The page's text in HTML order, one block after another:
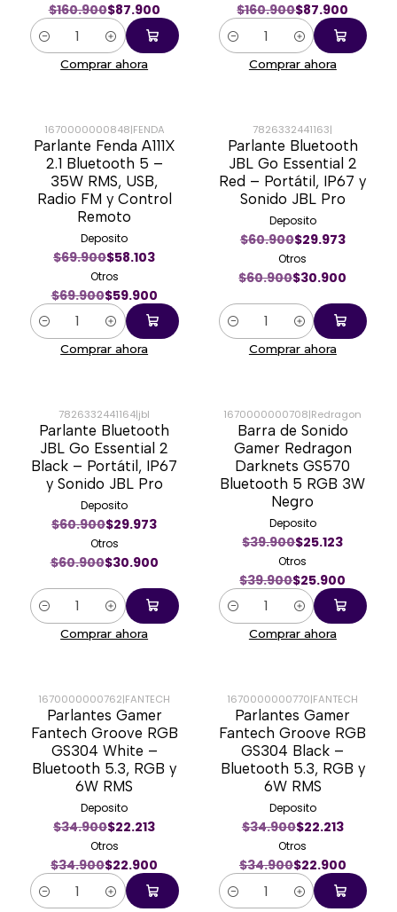
$160.900$87.900
Cantidad
Comprar ahora
$160.900$87.900
Cantidad
Comprar ahora
-14%
1670000000848|FENDA
Parlante Fenda A111X
2.1 Bluetooth 5 –
35W RMS, USB,
Radio FM y Control
Remoto
Deposito
$69.900$58.103
Otros
$69.900$59.900
Cantidad
Comprar ahora
-49%
7826332441163|
Parlante Bluetooth
JBL Go Essential 2
Red – Portátil, IP67 y
Sonido JBL Pro
Deposito
$60.900$29.973
Otros
$60.900$30.900
Cantidad
Comprar ahora
-49%
7826332441164|jbl
Parlante Bluetooth
JBL Go Essential 2
Black – Portátil, IP67
y Sonido JBL Pro
Deposito
$60.900$29.973
Otros
$60.900$30.900
Cantidad
Comprar ahora
-35%
1670000000708|Redragon
Barra de Sonido
Gamer Redragon
Darknets GS570
Bluetooth 5 RGB 3W
Negro
Deposito
$39.900$25.123
Otros
$39.900$25.900
Cantidad
Comprar ahora
-34%
1670000000762|FANTECH
Parlantes Gamer
Fantech Groove RGB
GS304 White –
Bluetooth 5.3, RGB y
6W RMS
Deposito
$34.900$22.213
Otros
$34.900$22.900
Cantidad
-34%
1670000000770|FANTECH
Parlantes Gamer
Fantech Groove RGB
GS304 Black –
Bluetooth 5.3, RGB y
6W RMS
Deposito
$34.900$22.213
Otros
$34.900$22.900
Cantidad